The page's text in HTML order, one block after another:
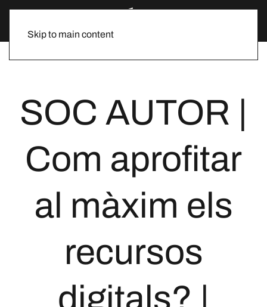
Skip to main content
SOC AUTOR |
Com aprofitar
al màxim els
recursos
digitals? |